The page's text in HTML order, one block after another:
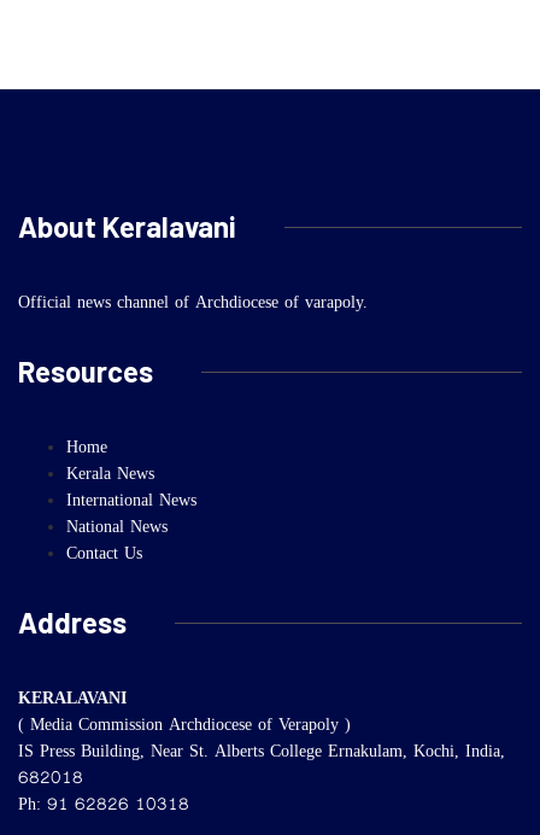
About Keralavani
Official news channel of Archdiocese of varapoly.
Resources
Home
Kerala News
International News
National News
Contact Us
Address
KERALAVANI
( Media Commission Archdiocese of Verapoly )
IS Press Building, Near St. Alberts College Ernakulam, Kochi, India,
682018
Ph: 91 62826 10318